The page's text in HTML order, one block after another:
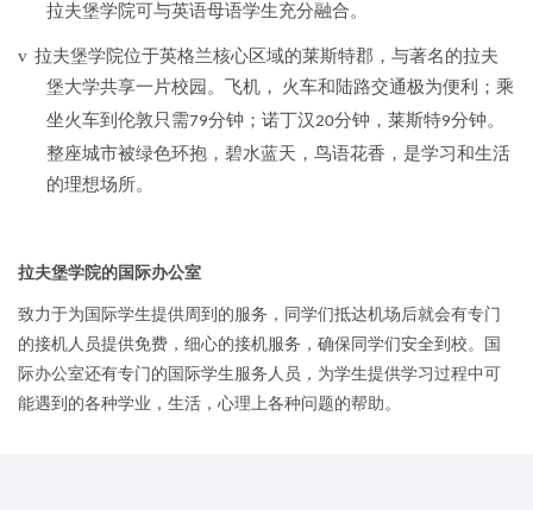
拉夫堡学院可与英语母语学生充分融合。
v 拉夫堡学院位于英格兰核心区域的莱斯特郡，与著名的拉夫
堡大学共享一片校园。飞机，
火车和陆路交通极为便利；乘
坐火车到伦敦只需79分钟；诺丁汉20分钟，莱斯特9分钟。
整座城市被绿色环抱，碧水蓝天，鸟语花香，是学习和生活
的理想场所。
拉夫堡学院的国际办公室
致力于为国际学生提供周到的服务，同学们抵达机场后就会有专门
的接机人员提供免费，细心的接机服务，确保同学们安全到校。国
际办公室还有专门的国际学生服务人员，为学生提供学习过程中可
能遇到的各种学业，生活，心理上各种问题的帮助。